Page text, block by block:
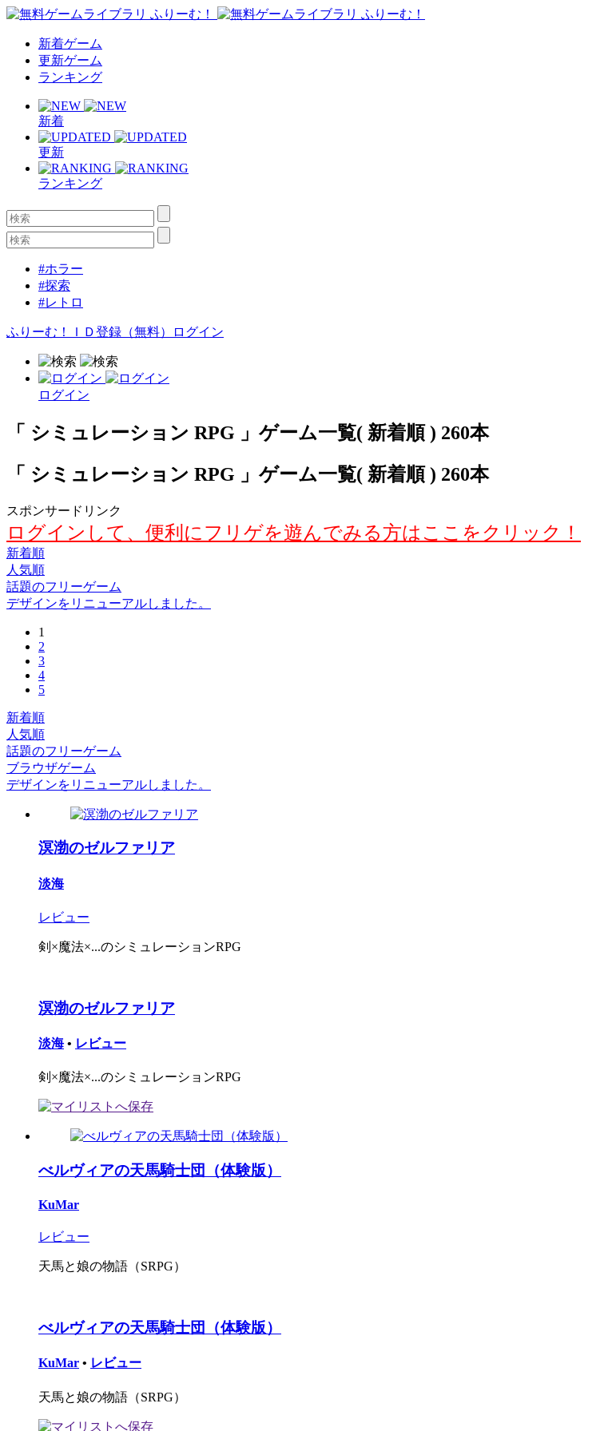
新着ゲーム
更新ゲーム
ランキング
新着
更新
ランキング
#ホラー
#探索
#レトロ
ふりーむ！ＩＤ登録（無料） ログイン
ログイン
「 シミュレーション RPG 」ゲーム一覧( 新着順 ) 260本
「 シミュレーション RPG 」ゲーム一覧( 新着順 ) 260本
スポンサードリンク
ログインして、便利にフリゲを遊んでみる方はここをクリック！
新着順
人気順
話題のフリーゲーム
デザインをリニューアルしました。
1
2
3
4
5
新着順
人気順
話題のフリーゲーム
ブラウザゲーム
デザインをリニューアルしました。
溟渤のゼルファリア
淡海
レビュー
剣×魔法×...のシミュレーションRPG
溟渤のゼルファリア
淡海 • レビュー
剣×魔法×...のシミュレーションRPG
べルヴィアの天馬騎士団（体験版）
KuMar
レビュー
天馬と娘の物語（SRPG）
べルヴィアの天馬騎士団（体験版）
KuMar • レビュー
天馬と娘の物語（SRPG）